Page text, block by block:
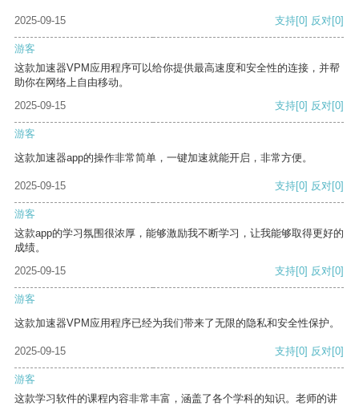
2025-09-15 支持[0] 反对[0]
游客
这款加速器VPM应用程序可以给你提供最高速度和安全性的连接，并帮
助你在网络上自由移动。
2025-09-15
支持[0] 反对[0]
游客
这款加速器app的操作非常简单，一键加速就能开启，非常方便。
2025-09-15 支持[0] 反对[0]
游客
这款app的学习氛围很浓厚，能够激励我不断学习，让我能够取得更好的
成绩。
2025-09-15
支持[0] 反对[0]
游客
这款加速器VPM应用程序已经为我们带来了无限的隐私和安全性保护。
2025-09-15 支持[0] 反对[0]
游客
这款学习软件的课程内容非常丰富，涵盖了各个学科的知识。老师的讲